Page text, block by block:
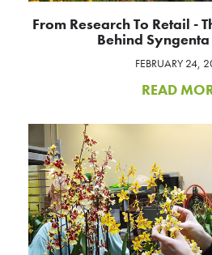
From Research To Retail -
Behind
FEBRUARY 24,
READ